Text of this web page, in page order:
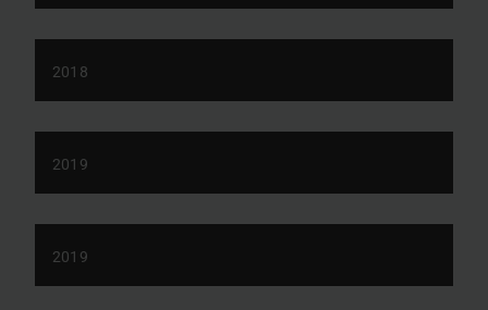
2018
2019
2019